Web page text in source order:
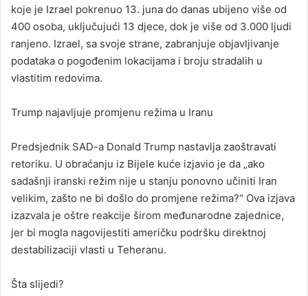
koje je Izrael pokrenuo 13. juna do danas ubijeno više od
400 osoba, uključujući 13 djece, dok je više od 3.000 ljudi
ranjeno. Izrael, sa svoje strane, zabranjuje objavljivanje
podataka o pogođenim lokacijama i broju stradalih u
vlastitim redovima.
Trump najavljuje promjenu režima u Iranu
Predsjednik SAD-a Donald Trump nastavlja zaoštravati
retoriku. U obraćanju iz Bijele kuće izjavio je da „ako
sadašnji iranski režim nije u stanju ponovno učiniti Iran
velikim, zašto ne bi došlo do promjene režima?“ Ova izjava
izazvala je oštre reakcije širom međunarodne zajednice,
jer bi mogla nagovijestiti američku podršku direktnoj
destabilizaciji vlasti u Teheranu.
Šta slijedi?